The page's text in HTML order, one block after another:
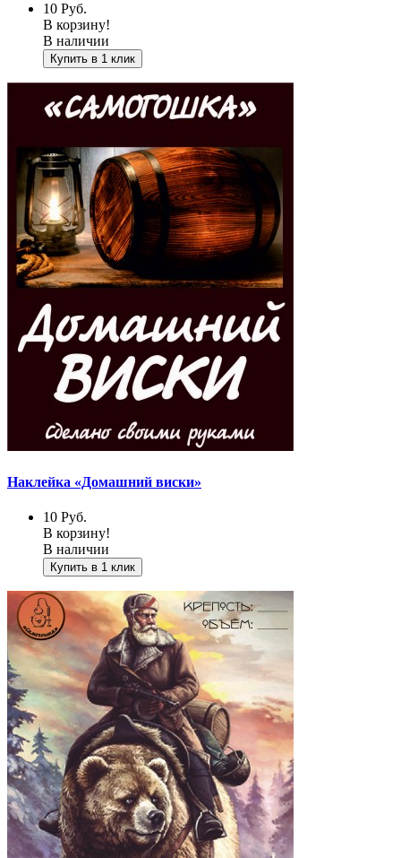
10 Руб.
В корзину!
В наличии
Купить в 1 клик
Наклейка «Домашний виски»
10 Руб.
В корзину!
В наличии
Купить в 1 клик